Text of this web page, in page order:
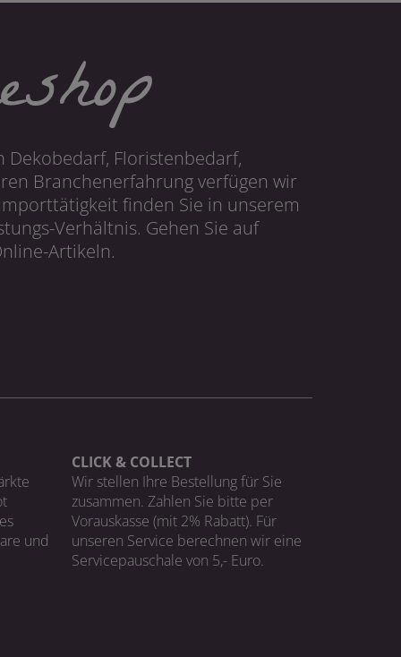
Floristenbedarf,
Branchenerfahrung verfügen wir
finden Sie in unserem
Verhältnis. Gehen Sie auf
Artikeln.
und
CLICK & COLLECT
Wir stellen Ihre Bestellung für Sie
zusammen. Zahlen Sie bitte per
Vorauskasse (mit 2% Rabatt). Für
unseren Service berechnen wir eine
Servicepauschale von 5,- Euro.